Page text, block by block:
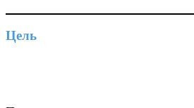
Цель